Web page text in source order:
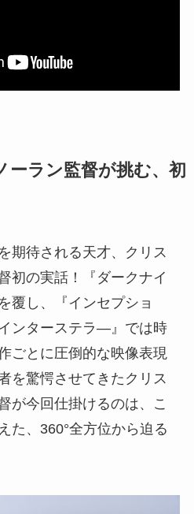
ーラン監督が挑む、初
期待される天才、クリス
初の実話！『ダークナイ
覆し、『インセプショ
ンターステラ―』では時
ごとに圧倒的な映像表現
を驚愕させてきたクリス
が今回仕掛けるのは、こ
た、360°全方位から迫る